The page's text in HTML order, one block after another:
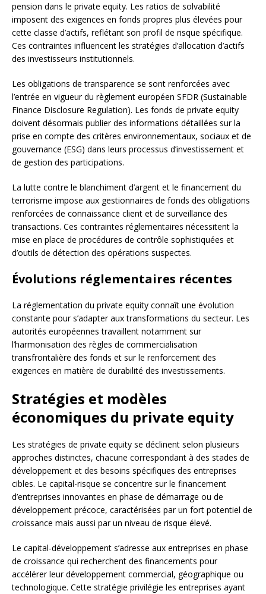
pension dans le private equity. Les ratios de solvabilité
imposent des exigences en fonds propres plus élevées pour
cette classe d’actifs, reflétant son profil de risque spécifique.
Ces contraintes influencent les stratégies d’allocation d’actifs
des investisseurs institutionnels.
Les obligations de transparence se sont renforcées avec
l’entrée en vigueur du règlement européen SFDR (Sustainable
Finance Disclosure Regulation). Les fonds de private equity
doivent désormais publier des informations détaillées sur la
prise en compte des critères environnementaux, sociaux et de
gouvernance (ESG) dans leurs processus d’investissement et
de gestion des participations.
La lutte contre le blanchiment d’argent et le financement du
terrorisme impose aux gestionnaires de fonds des obligations
renforcées de connaissance client et de surveillance des
transactions. Ces contraintes réglementaires nécessitent la
mise en place de procédures de contrôle sophistiquées et
d’outils de détection des opérations suspectes.
Évolutions réglementaires récentes
La réglementation du private equity connaît une évolution
constante pour s’adapter aux transformations du secteur. Les
autorités européennes travaillent notamment sur
l’harmonisation des règles de commercialisation
transfrontalière des fonds et sur le renforcement des
exigences en matière de durabilité des investissements.
Stratégies et modèles
économiques du private equity
Les stratégies de private equity se déclinent selon plusieurs
approches distinctes, chacune correspondant à des stades de
développement et des besoins spécifiques des entreprises
cibles. Le capital-risque se concentre sur le financement
d’entreprises innovantes en phase de démarrage ou de
développement précoce, caractérisées par un fort potentiel de
croissance mais aussi par un niveau de risque élevé.
Le capital-développement s’adresse aux entreprises en phase
de croissance qui recherchent des financements pour
accélérer leur développement commercial, géographique ou
technologique. Cette stratégie privilégie les entreprises ayant